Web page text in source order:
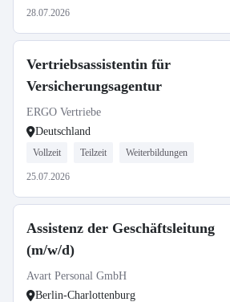
28.07.2026
Vertriebsassistentin für
Versicherungsagentur
ERGO Vertriebe
Deutschland
Vollzeit Teilzeit Weiterbildungen
25.07.2026
Assistenz der Geschäftsleitung
(m/w/d)
Avart Personal GmbH
Berlin-Charlottenburg